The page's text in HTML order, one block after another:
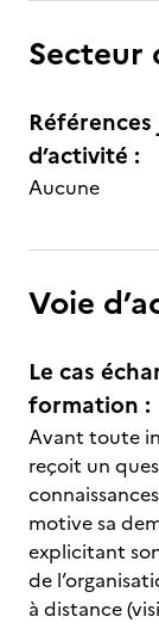
Secteur
d’activité :
Aucune
Voie
Le cas
formation :
Avant toute
reçoit un
motive sa
explicitant
de
à distance